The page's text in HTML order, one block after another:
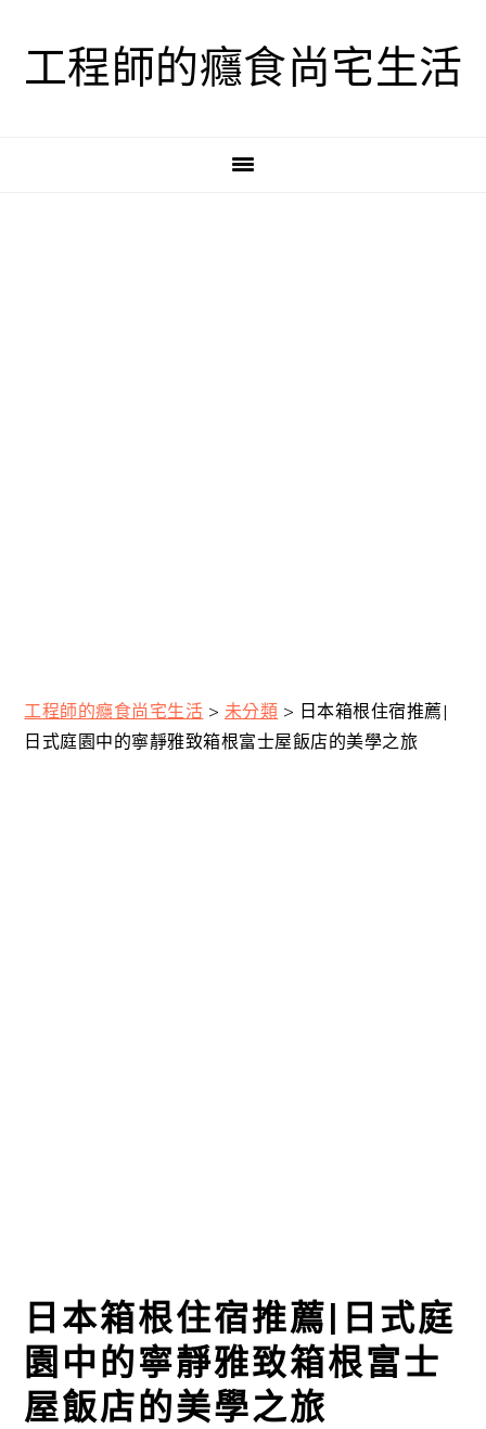
工程師的癮食尚宅生活
工程師的癮食尚宅生活 > 未分類 > 日本箱根住宿推薦|
日式庭園中的寧靜雅致箱根富士屋飯店的美學之旅
日本箱根住宿推薦|日式庭
園中的寧靜雅致箱根富士
屋飯店的美學之旅